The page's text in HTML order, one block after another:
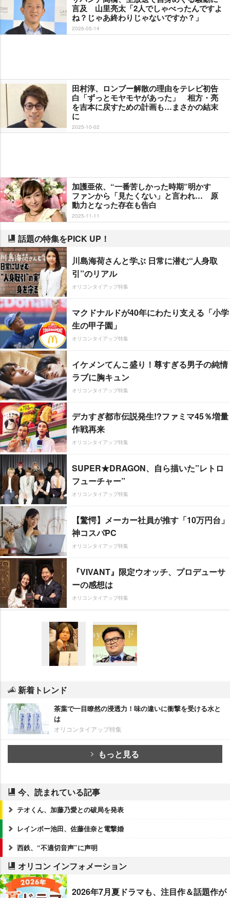
言及 山里亮太「2人でしゃべったんですよ
ね？じゃあ終わりじゃないですか？」
2026-05-14
田村淳、ロンブー解散の理由をテレビ初告
白「ずっとモヤモヤがあった」 相方・亮
を吉本に戻すための計画も…まさかの結末
に
2025-10-02
加護亜依、“一番苦しかった時期”明かす
ファンから「見たくない」と言われ… 原
動力となった存在も告白
2025-11-11
話題の特集をPICK UP！
川島海荷さんと学ぶ 日常に潜む“人身取
引”のリアル
オリコンタイアップ特集
マクドナルドが40年にわたり支える「小学
生の甲子園」
オリコンタイアップ特集
イケメンてんこ盛り！尊すぎる男子の純情
ラブに胸キュン
オリコンタイアップ特集
デカすぎ都市伝説発生!?ファミマ45％増量
作戦再来
オリコンタイアップ特集
SUPER★DRAGON、自ら描いた”レトロ
フューチャー”
オリコンタイアップ特集
【驚愕】メーカー社員が推す「10万円台」
神コスパPC
オリコンタイアップ特集
『VIVANT』限定ウオッチ、プロデューサ
ーの感想は
オリコンタイアップ特集
新着トレンド
茶葉で一目瞭然の浸透力！味の違いに衝撃を受ける水と
は
オリコンタイアップ特集
もっと見る
今、読まれている記事
テオくん、加藤乃愛との破局を発表
レインボー池田、佐藤佳奈と電撃婚
西鉄、“不適切音声”に声明
オリコン インフォメーション
2026年7月夏ドラマも、注目作＆話題作が